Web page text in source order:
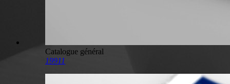
Catalogue général
19911